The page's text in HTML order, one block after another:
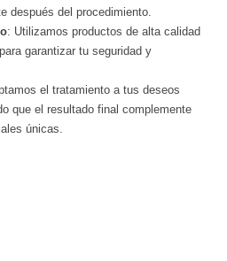
después del procedimiento.
: Utilizamos productos de alta calidad
garantizar tu seguridad y
el tratamiento a tus deseos
que el resultado final complemente
únicas.